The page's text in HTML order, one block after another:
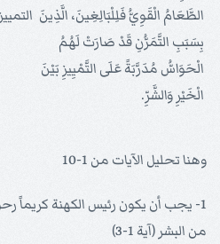
الطَّعَامُ الْقَوِيُّ فَلِلْبَالِغِينَ، الَّذِينَ
بِسَبَبِ التَّمَرُّنِ قَدْ صَارَتْ لَهُمُ
الْحَوَاسُّ مُدَرَّبَةً عَلَى التَّمْيِيزِ بَيْنَ
الْخَيْرِ وَالشَّرِّ.
وهنا تحليل الآيات من 1-10
1- يجب أن يكون رئيس الكهنة كريماً
من البشر (آية 1-3)